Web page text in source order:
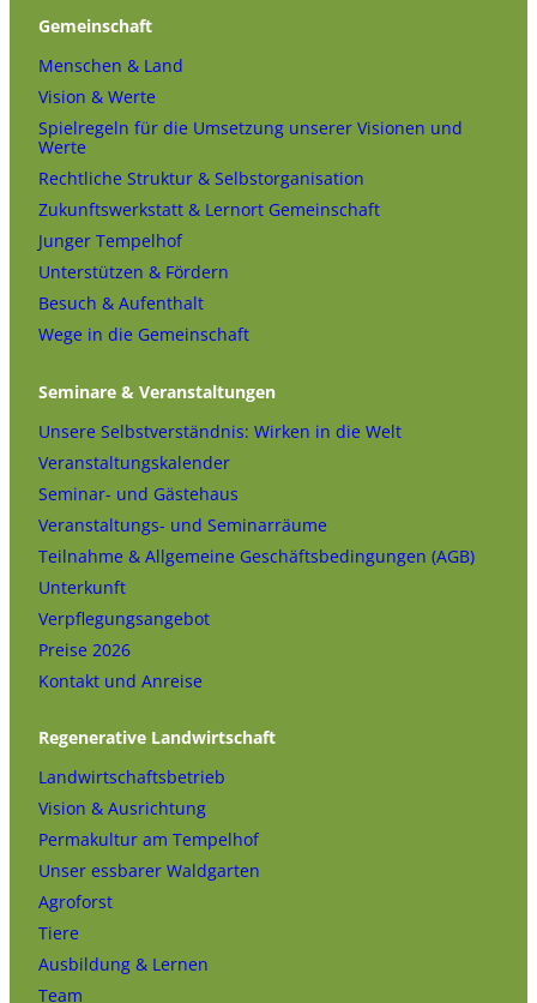
Gemeinschaft
Menschen & Land
Vision & Werte
Spielregeln für die Umsetzung unserer Visionen und
Werte
Rechtliche Struktur & Selbstorganisation
Zukunftswerkstatt & Lernort Gemeinschaft
Junger Tempelhof
Unterstützen & Fördern
Besuch & Aufenthalt
Wege in die Gemeinschaft
Seminare & Veranstaltungen
Unsere Selbstverständnis: Wirken in die Welt
Veranstaltungskalender
Seminar- und Gästehaus
Veranstaltungs- und Seminarräume
Teilnahme & Allgemeine Geschäftsbedingungen (AGB)
Unterkunft
Verpflegungsangebot
Preise 2026
Kontakt und Anreise
Regenerative Landwirtschaft
Landwirtschaftsbetrieb
Vision & Ausrichtung
Permakultur am Tempelhof
Unser essbarer Waldgarten
Agroforst
Tiere
Ausbildung & Lernen
Team